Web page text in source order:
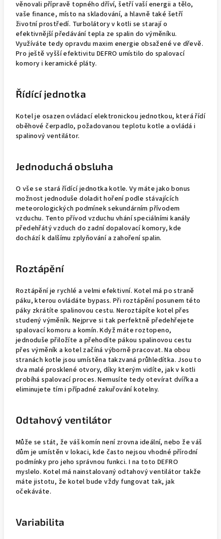
věnovali přípravě topného dříví, šetří vaší energii a tělo,
vaše finance, místo na skladování, a hlavně také šetří
životní prostředí. Turbolátory v kotli se starají o
efektivnější předávání tepla ze spalin do výměníku.
Využíváte tedy opravdu maxim energie obsažené ve dřevě.
Pro ještě vyšší efektivitu DEFRO umístilo do spalovací
komory i keramické pláty.
Řídící jednotka
Kotel je osazen ovládací elektronickou jednotkou, která řídí
oběhové čerpadlo, požadovanou teplotu kotle a ovládá i
spalinový ventilátor.
Jednoduchá obsluha
O vše se stará řídící jednotka kotle. Vy máte jako bonus
možnost jednoduše doladit hoření podle stávajících
meteorologických podmínek sekundárním přívodem
vzduchu. Tento přívod vzduchu vhání speciálními kanály
předehřátý vzduch do zadní dopalovací komory, kde
dochází k dalšímu zplyňování a zahoření spalin.
Roztápění
Roztápění je rychlé a velmi efektivní. Kotel má po straně
páku, kterou ovládáte bypass. Při roztápění posunem této
páky zkrátíte spalinovou cestu. Neroztápíte kotel přes
studený výměník. Nejprve si tak perfektně předehřejete
spalovací komoru a komín. Když máte roztopeno,
jednoduše přiložíte a přehodíte pákou spalinovou cestu
přes výměník a kotel začíná výborně pracovat. Na obou
stranách kotle jsou umístěna takzvaná průhledítka. Jsou to
dva malé prosklené otvory, díky kterým vidíte, jak v kotli
probíhá spalovací proces. Nemusíte tedy otevírat dvířka a
eliminujete tím i případné zakuřování kotelny.
Odtahový ventilátor
Může se stát, že váš komín není zrovna ideální, nebo že váš
dům je umístěn v lokaci, kde často nejsou vhodné přírodní
podmínky pro jeho správnou funkci. I na toto DEFRO
myslelo. Kotel má nainstalovaný odtahový ventilátor takže
máte jistotu, že kotel bude vždy fungovat tak, jak
očekáváte.
Variabilita